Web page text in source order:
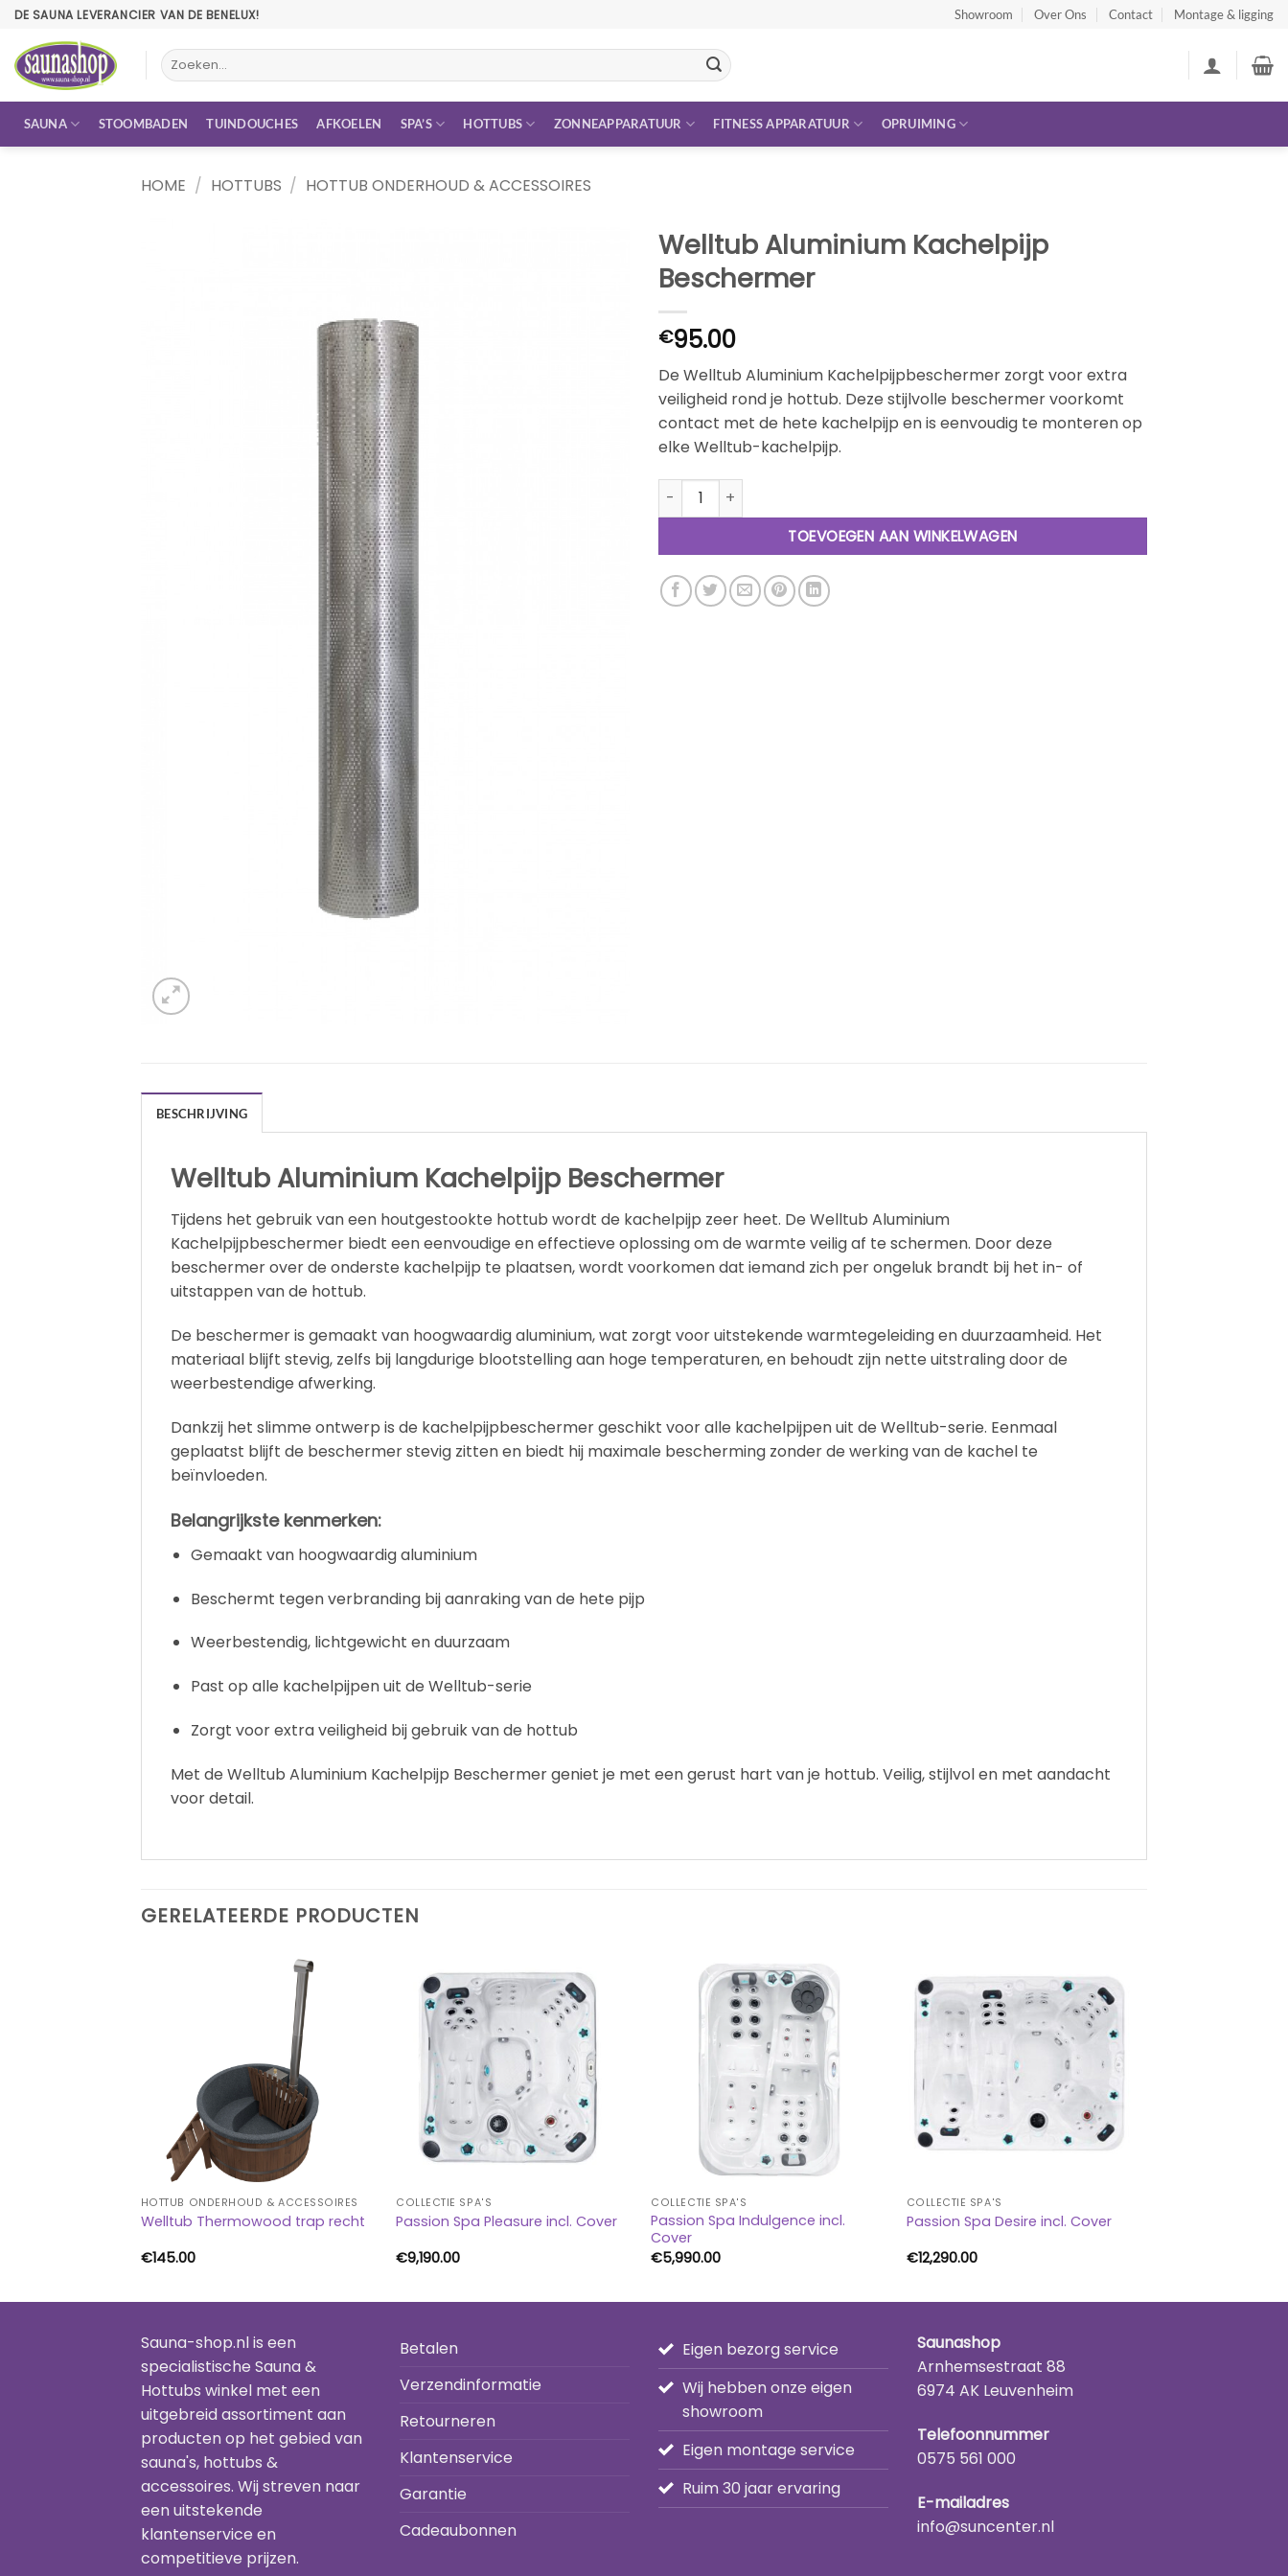
Ga
inhoud
DE SAUNA LEVERANCIER VAN DE BENELUX! Showroom Over Ons Contact Montage & ligging
Zoeken
naar:
SAUNA STOOMBADEN TUINDOUCHES AFKOELEN SPA’S HOTTUBS ZONNEAPPARATUUR FITNESS APPARATUUR OPRUIMING
HOME / HOTTUBS / HOTTUB ONDERHOUD & ACCESSOIRES
Welltub Aluminium Kachelpijp
Beschermer
€95.00
De Welltub Aluminium Kachelpijpbeschermer zorgt voor extra
veiligheid rond je hottub. Deze stijlvolle beschermer voorkomt
contact met de hete kachelpijp en is eenvoudig te monteren op
elke Welltub-kachelpijp.
Welltub Aluminium Kachelpijp Beschermer aantal
TOEVOEGEN AAN WINKELWAGEN
BESCHRIJVING
Welltub Aluminium Kachelpijp Beschermer
Tijdens het gebruik van een houtgestookte hottub wordt de kachelpijp zeer heet. De Welltub Aluminium
Kachelpijpbeschermer biedt een eenvoudige en effectieve oplossing om de warmte veilig af te schermen. Door deze
beschermer over de onderste kachelpijp te plaatsen, wordt voorkomen dat iemand zich per ongeluk brandt bij het in- of
uitstappen van de hottub.
De beschermer is gemaakt van hoogwaardig aluminium, wat zorgt voor uitstekende warmtegeleiding en duurzaamheid. Het
materiaal blijft stevig, zelfs bij langdurige blootstelling aan hoge temperaturen, en behoudt zijn nette uitstraling door de
weerbestendige afwerking.
Dankzij het slimme ontwerp is de kachelpijpbeschermer geschikt voor alle kachelpijpen uit de Welltub-serie. Eenmaal
geplaatst blijft de beschermer stevig zitten en biedt hij maximale bescherming zonder de werking van de kachel te
beïnvloeden.
Belangrijkste kenmerken:
Gemaakt van hoogwaardig aluminium
Beschermt tegen verbranding bij aanraking van de hete pijp
Weerbestendig, lichtgewicht en duurzaam
Past op alle kachelpijpen uit de Welltub-serie
Zorgt voor extra veiligheid bij gebruik van de hottub
Met de Welltub Aluminium Kachelpijp Beschermer geniet je met een gerust hart van je hottub. Veilig, stijlvol en met aandacht
voor detail.
GERELATEERDE PRODUCTEN
HOTTUB ONDERHOUD & ACCESSOIRES
Welltub Thermowood trap recht
€145.00
COLLECTIE SPA'S
Passion Spa Pleasure incl. Cover
€9,190.00
COLLECTIE SPA'S
Passion Spa Indulgence incl.
Cover
€5,990.00
COLLECTIE SPA'S
Passion Spa Desire incl. Cover
€12,290.00
Sauna-shop.nl is een
specialistische Sauna &
Hottubs winkel met een
uitgebreid assortiment aan
producten op het gebied van
sauna's, hottubs &
accessoires. Wij streven naar
een uitstekende
klantenservice en
competitieve prijzen.
Betalen
Verzendinformatie
Retourneren
Klantenservice
Garantie
Cadeaubonnen
Eigen bezorg service
Wij hebben onze eigen
showroom
Eigen montage service
Ruim 30 jaar ervaring
Saunashop
Arnhemsestraat 88
6974 AK Leuvenheim
Telefoonnummer
0575 561 000
E-mailadres
info@suncenter.nl